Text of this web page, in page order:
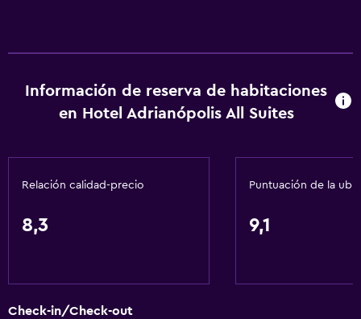
Información de reserva de habitaciones
en Hotel Adrianópolis All Suites
Relación calidad-precio
8,3
Puntuación de la
9,1
Check-in/Check-out